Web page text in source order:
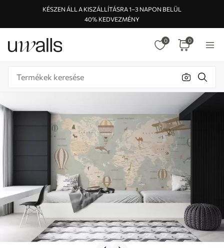
KÉSZEN ÁLL A KISZÁLLÍTÁSRA 1–3 NAPON BELÜL
40% KEDVEZMÉNY
0 0